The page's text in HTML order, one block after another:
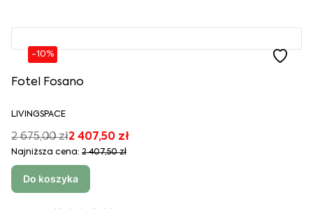
-10%
Fotel Fosano
LIVINGSPACE
2 675,00 zł2 407,50 zł
Najniższa cena: 2 407,50 zł
Do koszyka